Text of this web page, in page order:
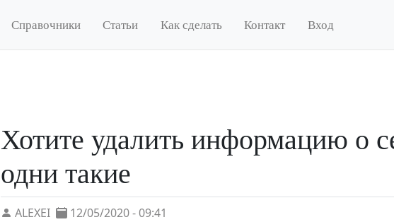
Справочники Статьи Как сделать Контакт Вход
Хотите удалить информацию о
одни такие
ALEXEI 12/05/2020 - 09:41